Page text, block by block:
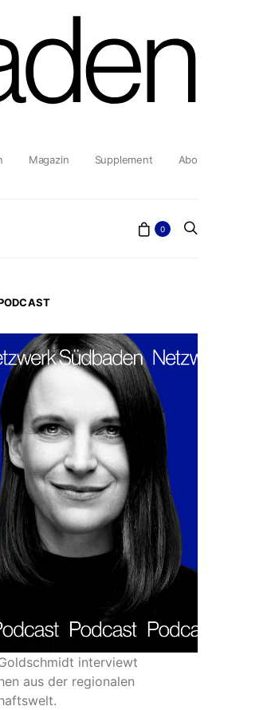
Magazin Supplement Abo
0
interviewt
aus der regionalen